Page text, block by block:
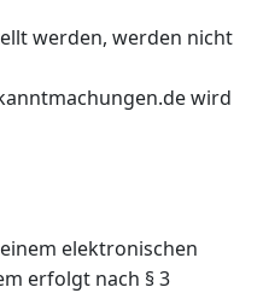
werden, werden nicht
wird
elektronischen
erfolgt nach § 3